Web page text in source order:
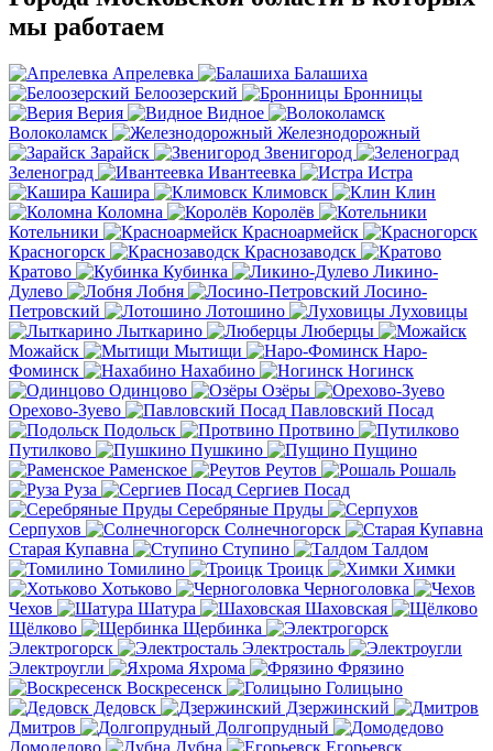
мы работаем
Апрелевка
Балашиха
Белоозерский
Бронницы
Верия
Видное
Волоколамск
Железнодорожный
Зарайск
Звенигород
Зеленоград
Ивантеевка
Истра
Кашира
Климовск
Клин
Коломна
Королёв
Котельники
Красноармейск
Красногорск
Краснозаводск
Кратово
Кубинка
Ликино-
Дулево
Лобня
Лосино-
Петровский
Лотошино
Луховицы
Лыткарино
Люберцы
Можайск
Мытищи
Наро-
Фоминск
Нахабино
Ногинск
Одинцово
Озёры
Орехово-Зуево
Павловский Посад
Подольск
Протвино
Путилково
Пушкино
Пущино
Раменское
Реутов
Рошаль
Руза
Сергиев Посад
Серебряные Пруды
Серпухов
Солнечногорск
Старая Купавна
Ступино
Талдом
Томилино
Троицк
Химки
Хотьково
Черноголовка
Чехов
Шатура
Шаховская
Щёлково
Щербинка
Электрогорск
Электросталь
Электроугли
Яхрома
Фрязино
Воскресенск
Голицыно
Дедовск
Дзержинский
Дмитров
Долгопрудный
Домодедово
Дубна
Егорьевск